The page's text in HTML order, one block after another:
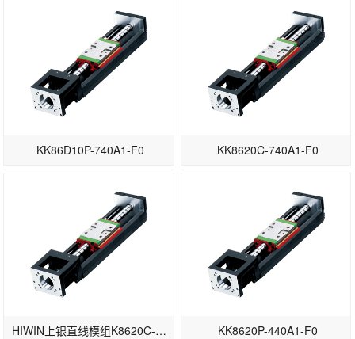
KK86D10P-740A1-F0 KK8620C-740A1-F0
HIWIN上银直线模组K8620C-340A1-F0 KK8620P-440A1-F0